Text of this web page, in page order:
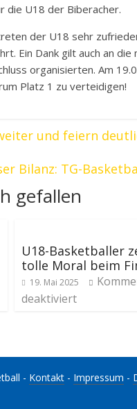
die U18 der Biberacher.
der U18 sehr
Ein Dank gilt auch an
organisierten. Am
Platz 1 zu verteidigen!
und feiern
Bilanz: TG-
gefallen
U18-Basketballer
tolle Moral beim
19. Mai 2025
deaktiviert
- Kontakt - Impressum -